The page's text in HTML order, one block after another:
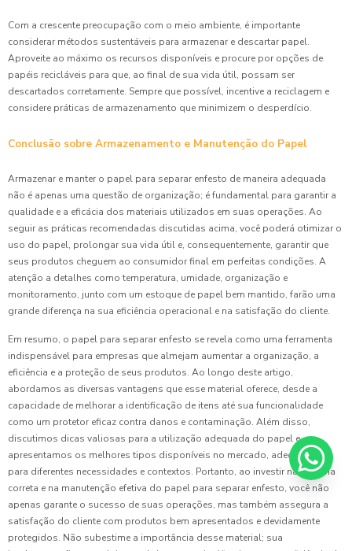
Com a crescente preocupação com o meio ambiente, é importante
considerar métodos sustentáveis para armazenar e descartar papel.
Aproveite ao máximo os recursos disponíveis e procure por opções de
papéis recicláveis para que, ao final de sua vida útil, possam ser
descartados corretamente. Sempre que possível, incentive a reciclagem e
considere práticas de armazenamento que minimizem o desperdício.
Conclusão sobre Armazenamento e Manutenção do Papel
Armazenar e manter o papel para separar enfesto de maneira adequada
não é apenas uma questão de organização; é fundamental para garantir a
qualidade e a eficácia dos materiais utilizados em suas operações. Ao
seguir as práticas recomendadas discutidas acima, você poderá otimizar o
uso do papel, prolongar sua vida útil e, consequentemente, garantir que
seus produtos cheguem ao consumidor final em perfeitas condições. A
atenção a detalhes como temperatura, umidade, organização e
monitoramento, junto com um estoque de papel bem mantido, farão uma
grande diferença na sua eficiência operacional e na satisfação do cliente.
Em resumo, o papel para separar enfesto se revela como uma ferramenta
indispensável para empresas que almejam aumentar a organização, a
eficiência e a proteção de seus produtos. Ao longo deste artigo,
abordamos as diversas vantagens que esse material oferece, desde a
capacidade de melhorar a identificação de itens até sua funcionalidade
como um protetor eficaz contra danos e contaminação. Além disso,
discutimos dicas valiosas para a utilização adequada do papel e
apresentamos os melhores tipos disponíveis no mercado, adequados
para diferentes necessidades e contextos. Portanto, ao investir na escolha
correta e na manutenção efetiva do papel para separar enfesto, você não
apenas garante o sucesso de suas operações, mas também assegura a
satisfação do cliente com produtos bem apresentados e devidamente
protegidos. Não subestime a importância desse material; sua